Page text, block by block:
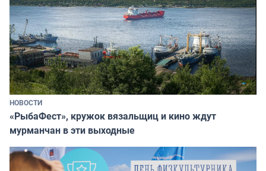
НОВОСТИ
«РыбаФест», кружок вязальщиц и кино ждут
мурманчан в эти выходные